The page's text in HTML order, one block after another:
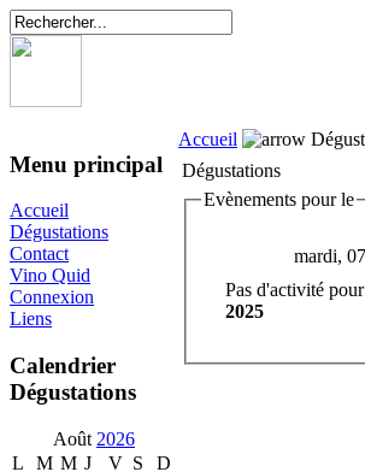
Menu principal
Accueil
Dégustations
Contact
Vino Quid
Connexion
Liens
Calendrier
Dégustations
Août 2026
L
M M J V S
D
Accueil
Dégustations
Evènements pour le
mardi,
Pas d'activité
2025